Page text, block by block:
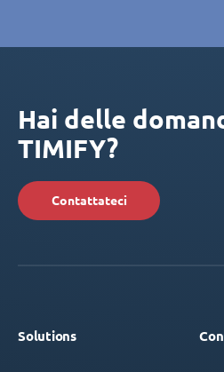
Hai delle
TIMIFY?
Contattateci
Solutions